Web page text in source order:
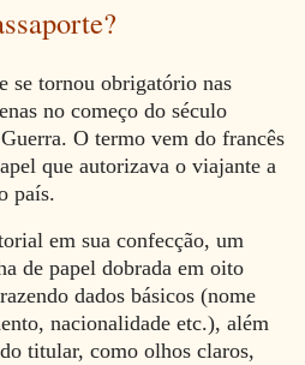
se tornou obrigatório nas
no começo do século
O termo vem do francês
que autorizava o viajante a
país.
em sua confecção, um
de papel dobrada em oito
dados básicos (nome
nacionalidade etc.), além
titular, como olhos claros,